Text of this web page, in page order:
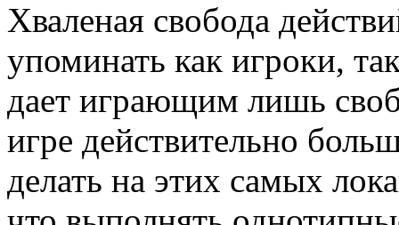
Хваленая свобода
упоминать как игроки,
дает играющим лишь
игре действительно
делать на этих самых